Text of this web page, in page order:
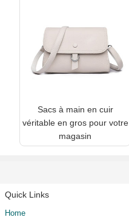
Sacs à main en cuir
véritable en gros pour votre
magasin
Quick Links
Home